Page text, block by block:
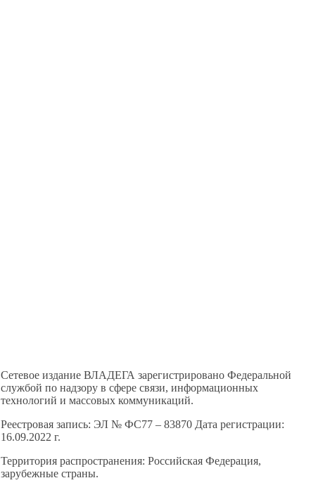
Сетевое издание ВЛАДЕГА зарегистрировано Федеральной
службой по надзору в сфере связи, информационных
технологий и массовых коммуникаций.
Реестровая запись: ЭЛ № ФС77 – 83870 Дата регистрации:
16.09.2022 г.
Территория распространения: Российская Федерация,
зарубежные страны.